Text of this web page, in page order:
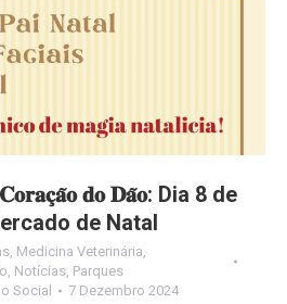
𝐝𝐨 𝐃𝐚̃𝐨: Dia 8 de
de Natal
, Medicina Veterinária,
, Notícias, Parques
Social 7 Dezembro 2024